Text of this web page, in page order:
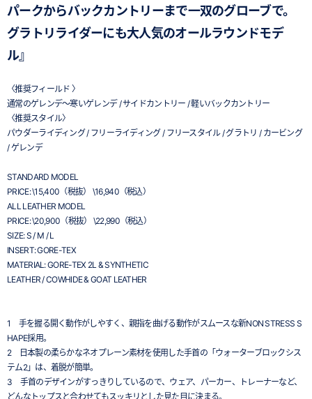
パークからバックカントリーまで一双のグローブで。
グラトリライダーにも大人気のオールラウンドモデ
ル』
〈推奨フィールド 〉
通常のゲレンデ～寒いゲレンデ / サイドカントリー / 軽いバックカントリー
〈推奨スタイル〉
パウダーライディング / フリーライディング / フリースタイル / グラトリ / カービング
/ ゲレンデ
STANDARD MODEL
PRICE: \15,400（税抜） \16,940（税込）
ALL LEATHER MODEL
PRICE: \20,900（税抜） \22,990（税込）
SIZE: S / M / L
INSERT: GORE-TEX
MATERIAL: GORE-TEX 2L & SYNTHETIC
LEATHER / COWHIDE & GOAT LEATHER
1 手を握る開く動作がしやすく、親指を曲げる動作がスムースな新NON STRESS S
HAPE採用。
2 日本製の柔らかなネオプレーン素材を使用した手首の「ウォーターブロックシス
テム2」は、着脱が簡単。
3 手首のデザインがすっきりしているので、ウェア、パーカー、トレーナーなど、
どんなトップスと合わせてもスッキリとした見た目に決まる。